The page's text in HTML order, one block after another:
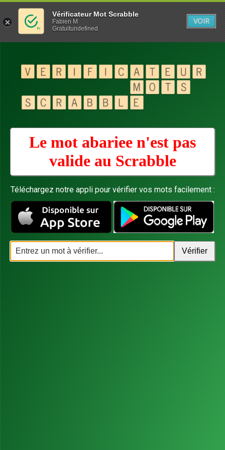
Le mot abariee n'est pas
valide au Scrabble
Téléchargez notre appli pour vérifier vos mots facilement :
Vérificateur Mot Scrabble
Fabien M
Gratuitundefined
VOIR